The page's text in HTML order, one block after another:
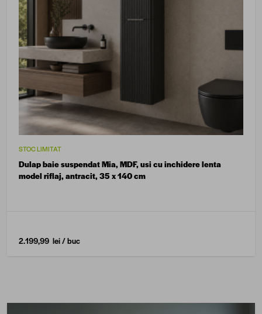
STOC LIMITAT
Dulap baie suspendat Mia, MDF, usi cu inchidere lenta
model riflaj, antracit, 35 x 140 cm
2.199,99 lei/ buc